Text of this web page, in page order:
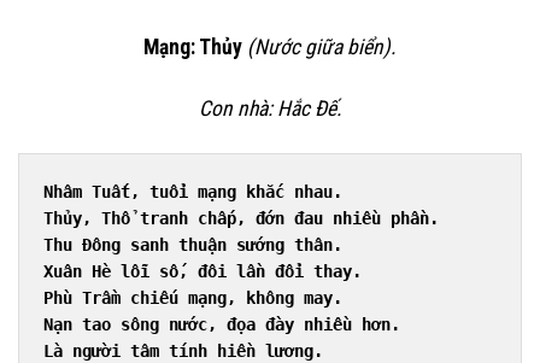
Mạng: Thủy (Nước giữa biển).
Con nhà: Hắc Đế.
Nhâm Tuất, tuổi mạng khắc nhau.
Thủy, Thổ tranh chấp, đớn đau nhiều phần.
Thu Đông sanh thuận sướng thân.
Xuân Hè lỗi số, đôi lần đổi thay.
Phù Trầm chiếu mạng, không may.
Nạn tao sông nước, đọa đày nhiều hơn.
Là người tâm tính hiền lương.